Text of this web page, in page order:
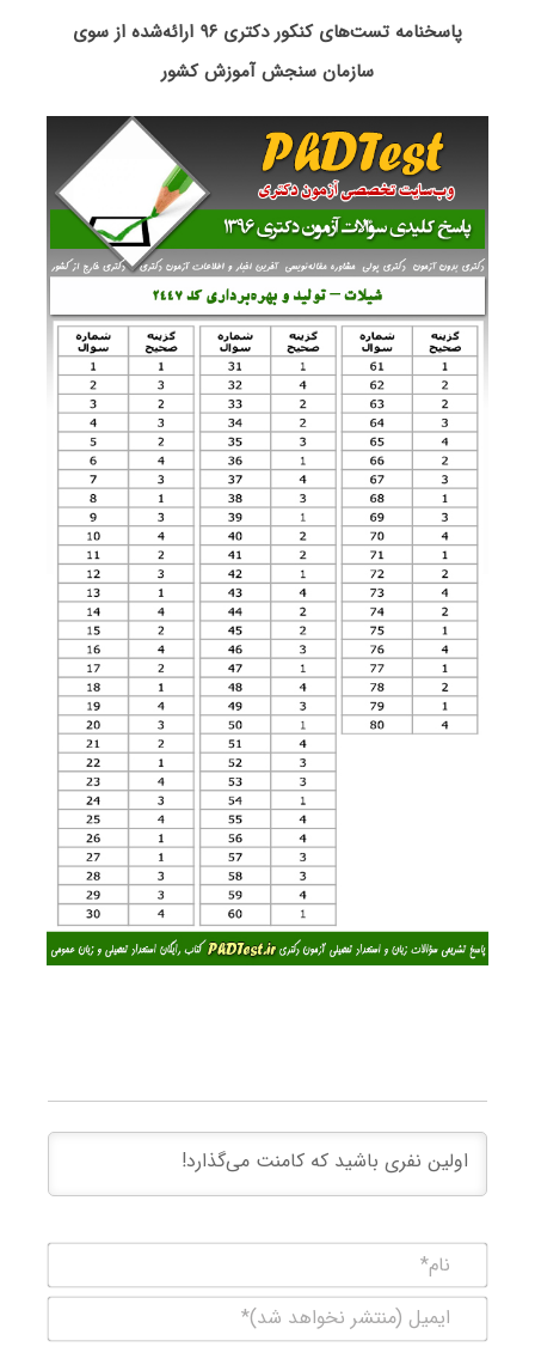
پاسخنامه تست‌های کنکور دکتری ۹۶ ارائه‌شده از سوی
سازمان سنجش آموزش کشور
(منتشر